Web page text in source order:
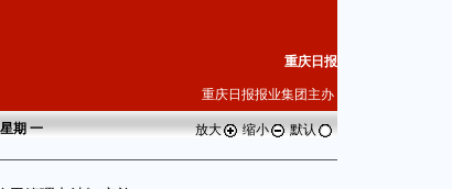
重庆日报
重庆日报报业集团主办
期一 放大 缩小 默认